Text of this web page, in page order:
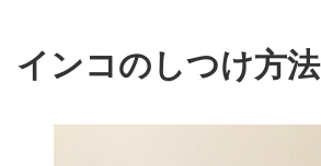
インコのしつけ方法